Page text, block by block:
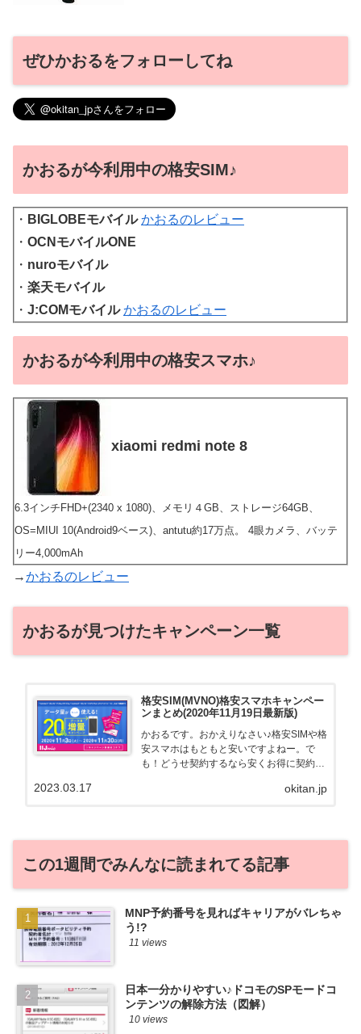
ぜひかおるをフォローしてね
かおるが今利用中の格安SIM♪
・ BIGLOBEモバイル かおるのレビュー
・ OCNモバイルONE
・ nuroモバイル
・ 楽天モバイル
・ J:COMモバイル かおるのレビュー
かおるが今利用中の格安スマホ♪
xiaomi redmi note 8
6.3インチFHD+(2340 x 1080)、メモリ４GB、ストレージ64GB、
OS=MIUI 10(Android9ベース)、antutu約17万点。 4眼カメラ、バッテ
リー4,000mAh
→かおるのレビュー
かおるが見つけたキャンペーン一覧
格安SIM(MVNO)格安スマホキャンペー
ンまとめ(2020年11月19日最新版)
かおるです。おかえりなさい♪格安SIMや格
安スマホはもともと安いですよねー。で
も！どうせ契約するなら安くお得に契約し
る自身も、そういう案件を常に狙ってます
okitan.jp
2023.03.17
この1週間でみんなに読まれてる記事
MNP予約番号を見ればキャリアがバレちゃ
う!?
11 views
日本一分かりやすい♪ドコモのSPモードコ
ンテンツの解除方法（図解）
10 views